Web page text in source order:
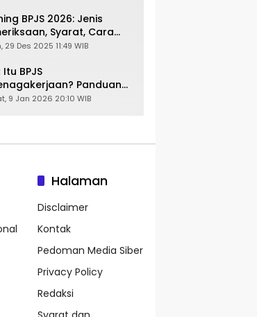
BPJS 2026: Jenis
Syarat, Cara
& Cek Riwayat
29 Des 2025 11:49 WIB
BPJS
Panduan
untuk Pekerja dan
9 Jan 2026 20:10 WIB
Halaman
Disclaimer
Kontak
Pedoman Media Siber
Privacy Policy
Redaksi